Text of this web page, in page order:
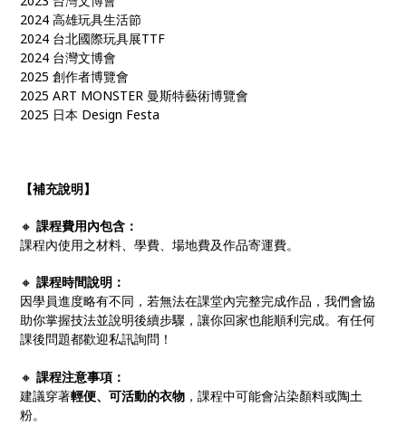
2024 高雄玩具生活節
2024 台北國際玩具展TTF
2024 台灣文博會
2025 創作者博覽會
2025 ART MONSTER 曼斯特藝術博覽會
2025 日本 Design Festa
【補充說明】
🔸課程費用內包含：
課程內使用之材料、學費、場地費及作品寄運費。
🔸課程時間說明：
因學員進度略有不同，若無法在課堂內完整完成作品，我們會協
助你掌握技法並說明後續步驟，讓你回家也能順利完成。有任何
課後問題都歡迎私訊詢問！
🔸課程注意事項：
建議穿著輕便、可活動的衣物 ，課程中可能會沾染顏料或陶土
粉。